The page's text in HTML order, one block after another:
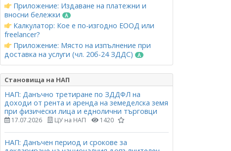
Приложение: Издаване на платежни и
вносни бележки
Калкулатор: Кое е по-изгодно ЕООД или
freelancer?
Приложение: Място на изпълнение при
доставка на услуги (чл. 20б-24 ЗДДС)
Становища на НАП
НАП: Данъчно третиране по ЗДДФЛ на
доходи от рента и аренда на земеделска земя
при физически лица и еднолични търговци
17.07.2026 ЦУ на НАП 1420
НАП: Данъчен период и срокове за